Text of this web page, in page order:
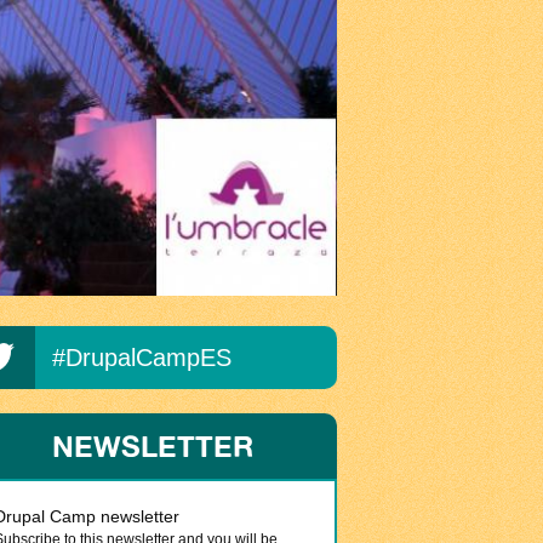
#DrupalCampES
NEWSLETTER
Camp newsletter
to this newsletter and you will be